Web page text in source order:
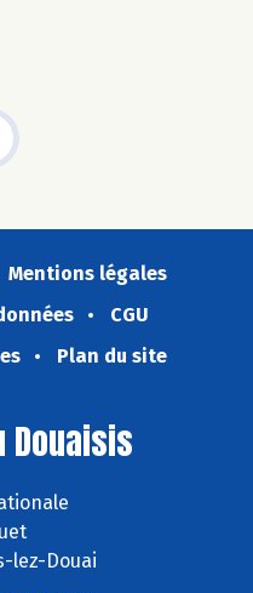
Mentions légales
CGU
Plan du site
Douaisis
lez-Douai